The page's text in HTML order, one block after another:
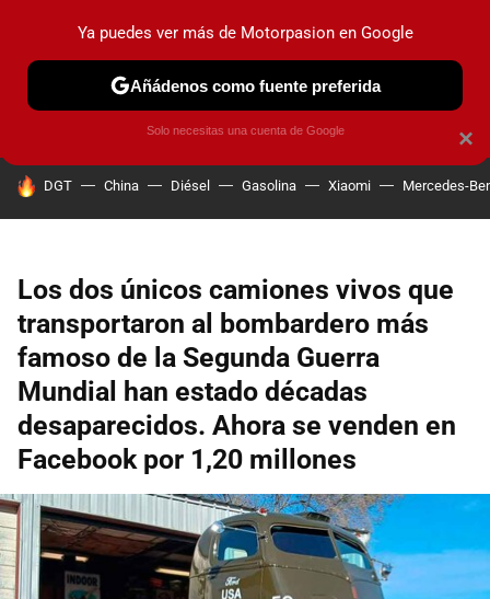
PRUEBAS COCHES ELÉCTRICOS OBSERVATORIO
HOY SE HABLA DE
DGT China Diésel Gasolina Xiaomi Mercedes-
Los dos únicos camiones vivos que
transportaron al bombardero más
famoso de la Segunda Guerra
Mundial han estado décadas
desaparecidos. Ahora se venden en
Facebook por 1,20 millones
×
Ya puedes ver más de Motorpasion en Google
Añádenos como fuente preferida
Solo necesitas una cuenta de Google